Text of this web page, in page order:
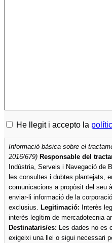
Política
de
privacitat
He llegit i accepto la
Informació bàsica sobre el
2016/679) Responsable del
Indústria, Serveis i Navegació de
les consultes i dubtes plantejats,
comunicacions a propòsit del seu àmbit
enviar-li informació de la
exclusius. Legitimació: Interès
interès legítim de mercadotecnia
Destinataris/es: Les dades no es
exigeixi una llei o sigui necessari